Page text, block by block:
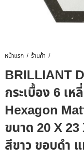
หน้าแรก ร้านค้า
BRILLIANT
กระเบื้อง 6 เ
Hexagon
ขนาด 20 X
สีขาว ขอบดำ